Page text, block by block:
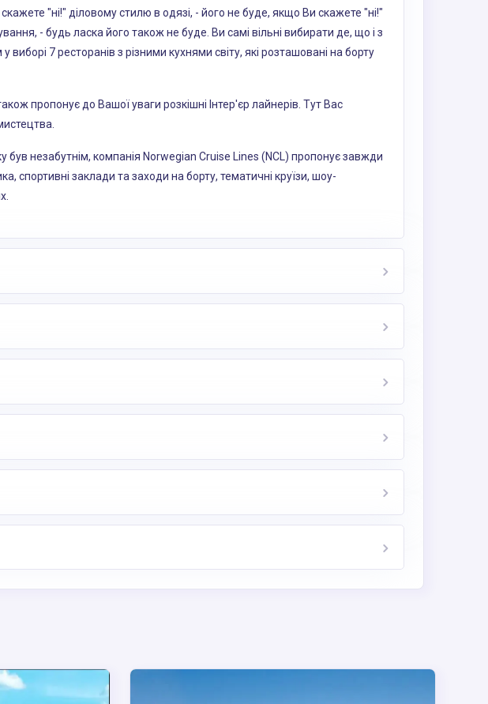
"ні!" діловому стилю в одязі, - його не буде, якщо Ви скажете "ні!"
- будь ласка його також не буде. Ви самі вільні вибирати де, що і з
7 ресторанів з різними кухнями світу, які розташовані на борту
пропонує до Вашої уваги розкішні Інтер'єр лайнерів. Тут Вас
незабутнім, компанія Norwegian Cruise Lines (NCL) пропонує завжди
спортивні заклади та заходи на борту, тематичні круїзи, шоу-